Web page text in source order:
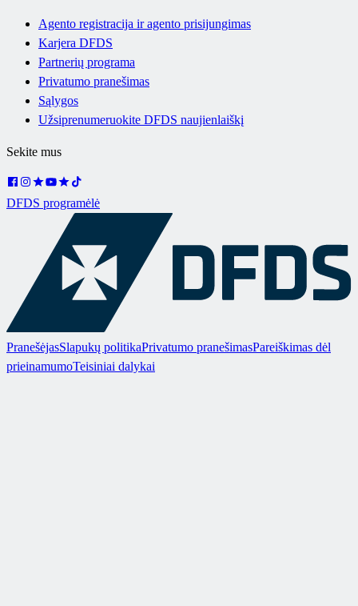
Agento registracija ir agento prisijungimas
Karjera DFDS
Partnerių programa
Privatumo pranešimas
Sąlygos
Užsiprenumeruokite DFDS naujienlaiškį
Sekite mus
DFDS programėlė
PranešėjasSlapukų politikaPrivatumo pranešimasPareiškimas dėl
prieinamumoTeisiniai dalykai